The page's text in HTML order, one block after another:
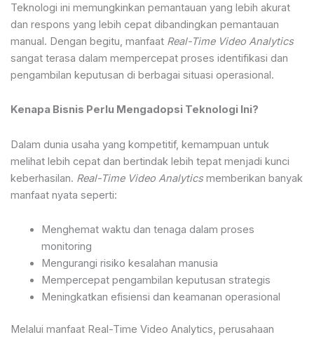
Teknologi ini memungkinkan pemantauan yang lebih akurat
dan respons yang lebih cepat dibandingkan pemantauan
manual. Dengan begitu, manfaat Real-Time Video Analytics
sangat terasa dalam mempercepat proses identifikasi dan
pengambilan keputusan di berbagai situasi operasional.
Kenapa Bisnis Perlu Mengadopsi Teknologi Ini?
Dalam dunia usaha yang kompetitif, kemampuan untuk
melihat lebih cepat dan bertindak lebih tepat menjadi kunci
keberhasilan. Real-Time Video Analyticsmemberikan banyak
manfaat nyata seperti:
Menghemat waktu dan tenaga dalam proses
monitoring
Mengurangi risiko kesalahan manusia
Mempercepat pengambilan keputusan strategis
Meningkatkan efisiensi dan keamanan operasional
Melalui manfaat Real-Time Video Analytics, perusahaan